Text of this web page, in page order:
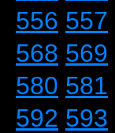
556 557
568 569
580 581
592 593